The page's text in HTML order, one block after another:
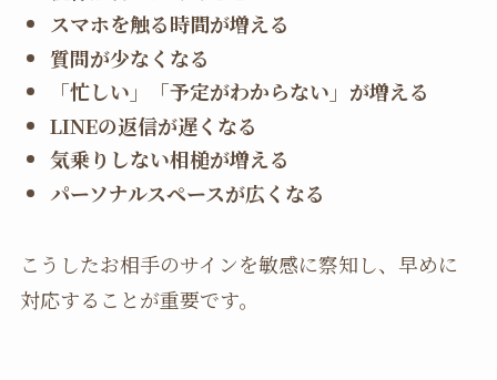
スマホを触る時間が増える
質問が少なくなる
「忙しい」「予定がわからない」が増える
LINEの返信が遅くなる
気乗りしない相槌が増える
パーソナルスペースが広くなる
こうしたお相手のサインを敏感に察知し、早めに
対応することが重要です。